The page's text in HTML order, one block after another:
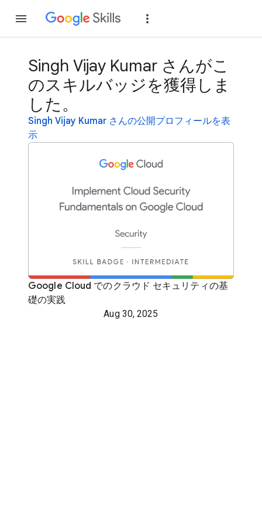
Singh Vijay Kumar さんがこ
のスキルバッジを獲得しま
した。
Singh Vijay Kumar さんの公開プロフィールを表
示